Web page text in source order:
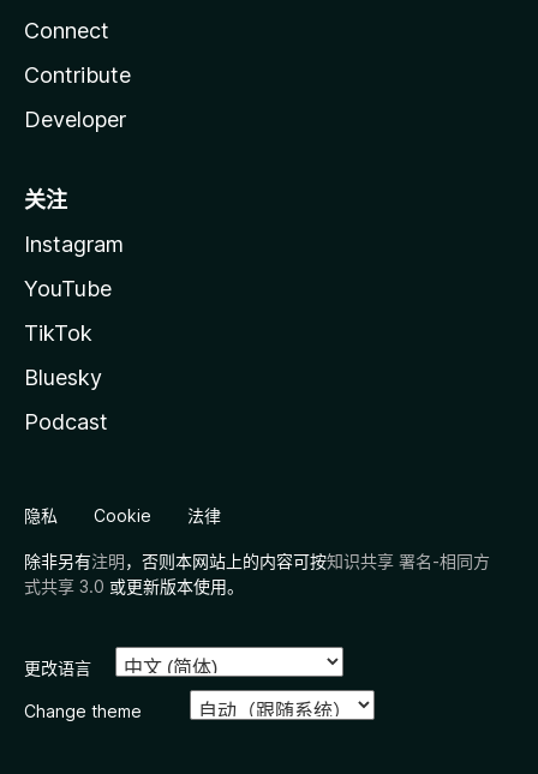
Connect
Contribute
Developer
关注
Instagram
YouTube
TikTok
Bluesky
Podcast
隐私 Cookie 法律
除非另有注明，否则本网站上的内容可按知识共享 署名-相同方
式共享 3.0 或更新版本使用。
更改语言
Change theme